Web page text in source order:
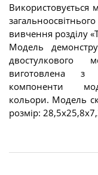
Використовується
вивчення розділу
Модель
виготовлена з
компоненти
кольори. Модель
розмір: